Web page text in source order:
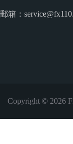
郵箱：
Copyright © 2026